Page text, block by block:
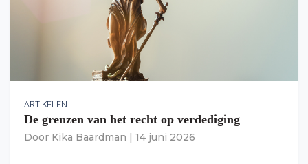
ARTIKELEN
De grenzen van het recht op verdediging
Door Kika Baardman 14 juni 2026